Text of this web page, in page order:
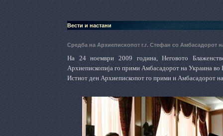
Вести и настани
Средба на Архиепископот г.г. Стефан со Амбасадорот
На 24 ноември 2009 година, Неговото
Архиепископија го прими Амбасадорот на Украина
Истиот ден Архиепископот го прими и Амбасадорот